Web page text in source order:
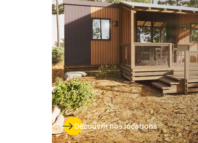
Découvrir nos locations